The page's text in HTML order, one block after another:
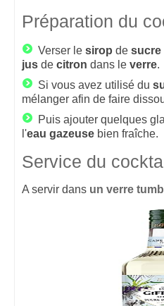
Préparation du
Verser le sirop de sucre
jus de citron dans le verre.
Si vous avez utilisé du
mélanger afin de faire
Puis ajouter quelques
l'eau gazeuse bien fraîche.
Service du
A servir dans un verre